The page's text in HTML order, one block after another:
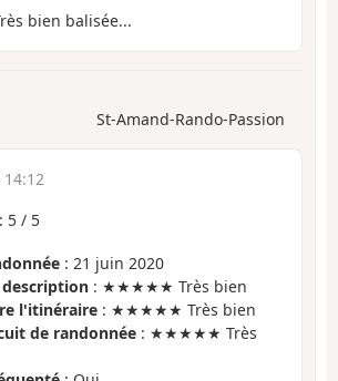
bien balisée...
St-Amand-Rando-Passion
: 5 / 5
: 21 juin 2020
: ★★★★★ Très bien
l'itinéraire : ★★★★★ Très bien
de randonnée : ★★★★★ Très